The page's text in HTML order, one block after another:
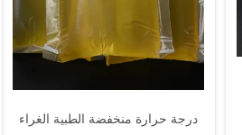
درجة حرارة منخفضة الطبية الغراء